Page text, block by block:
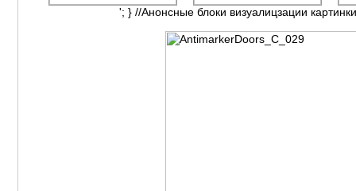
'; } //Анонсные блоки визуалицзации